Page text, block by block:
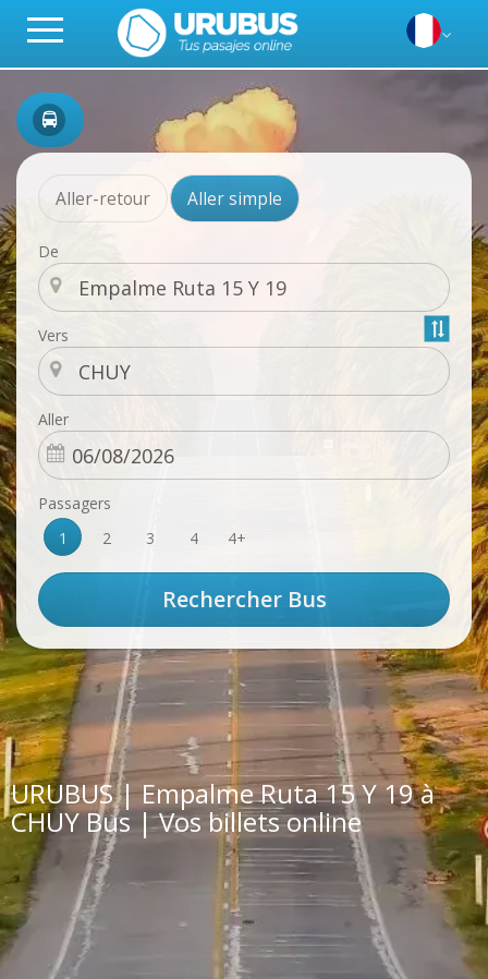
Aller-retour Aller simple
De
Vers
Aller
Passagers
1
2 3 4 4+
URUBUS | Empalme Ruta 15 Y 19 à
CHUY Bus | Vos billets online